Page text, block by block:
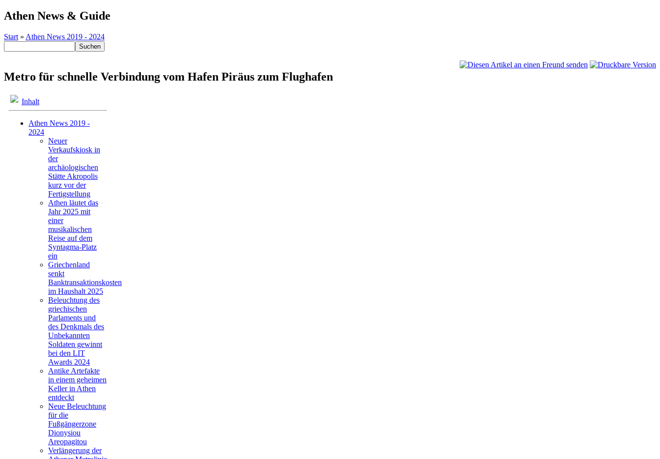
Athen News & Guide
Start » Athen News 2019 - 2024
Metro für schnelle Verbindung vom Hafen Piräus zum Flughafen
Inhalt
Athen News 2019 -
2024
Neuer
Verkaufskiosk in
der
archäologischen
Stätte Akropolis
kurz vor der
Fertigstellung
Athen läutet das
Jahr 2025 mit
einer
musikalischen
Reise auf dem
Syntagma-Platz
ein
Griechenland
senkt
Banktransaktionskosten
im Haushalt 2025
Beleuchtung des
griechischen
Parlaments und
des Denkmals des
Unbekannten
Soldaten gewinnt
bei den LIT
Awards 2024
Antike Artefakte
in einem geheimen
Keller in Athen
entdeckt
Neue Beleuchtung
für die
Fußgängerzone
Dionysiou
Areopagitou
Verlängerung der